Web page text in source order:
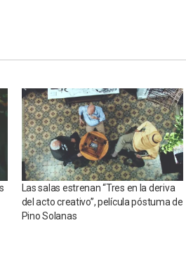
Las salas estrenan “Tres en la deriva
del acto creativo”, película póstuma de
Pino Solanas